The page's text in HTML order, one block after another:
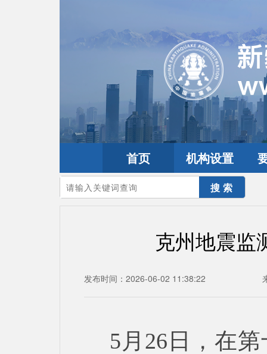
首页 机构设置
您的当前位置：首页>要闻动态
克州地震监
发布时间：2026-06-02 11:38:22
5月26日，在